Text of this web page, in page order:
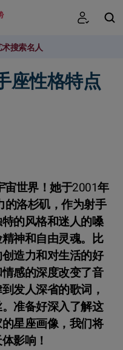
搜索名人
搜索
座性格特点
宙世界！她于2001年
洛杉矶，作为射手
的风格和迷人的嗓
神和自由灵魂。比
造力和对生活的好
感的深度改变了音
发人深省的歌词，
准备好深入了解这
星座画像，我们将
影响！